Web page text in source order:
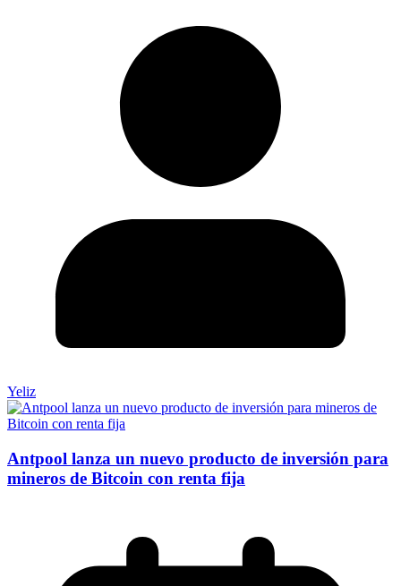
Yeliz
Antpool lanza un nuevo producto de inversión para
mineros de Bitcoin con renta fija